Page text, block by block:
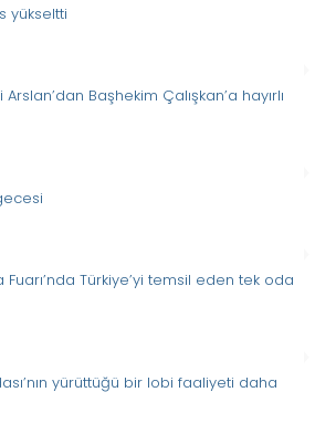
yükseltti
Arslan’dan Başhekim Çalışkan’a hayırlı
Fuarı’nda Türkiye’yi temsil eden tek oda
yürüttüğü bir lobi faaliyeti daha